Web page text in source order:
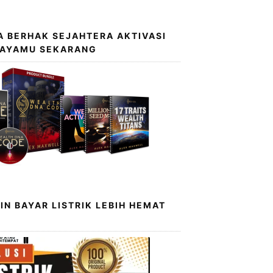
BERHAK SEJAHTERA AKTIVASI
SEKARANG
BAYAR LISTRIK LEBIH HEMAT